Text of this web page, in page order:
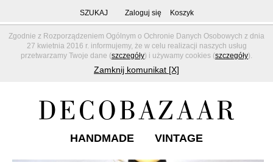
Zgodnie z Rozporządzeniem Ogólnym o Ochronie Danych Osobowych z dnia
27 kwietnia 2016 r. informujemy, że w celu realizacji naszych usług
przetwarzamy Twoje dane (szczegóły) i używamy cookies (szczegóły).
Zamknij komunikat [X]
SZUKAJ Zaloguj się Koszyk
HANDMADE VINTAGE